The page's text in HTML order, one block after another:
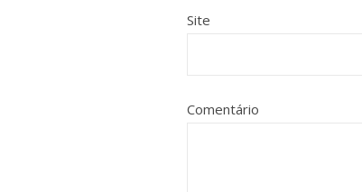
Site
Comentário